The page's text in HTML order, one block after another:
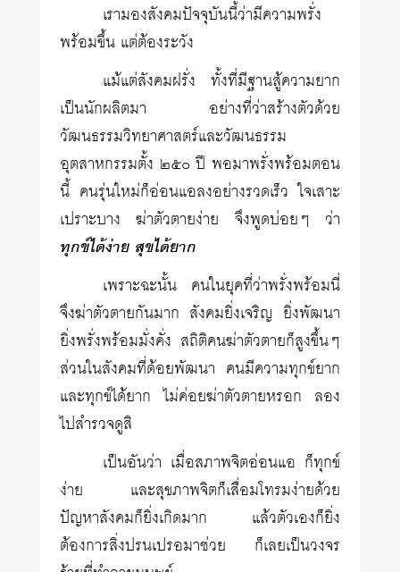
เรามองสังคมปัจจุบันนี้ว่ามีความพรั่ง
พร้อมขึ้น แต่ต้องระวัง
แม้แต่สังคมฝรั่ง ทั้งที่มีฐานสู้ความยาก
เป็นนักผลิตมา อย่างที่ว่าสร้างตัวด้วย
วัฒนธรรมวิทยาศาสตร์และวัฒนธรรม
อุตสาหกรรมตั้ง ๒๕๐ ปี พอมาพรั่งพร้อมตอน
นี้ คนรุ่นใหม่ก็อ่อนแอลงอย่างรวดเร็ว ใจเสาะ
เปราะบาง ฆ่าตัวตายง่าย จึงพูดบ่อยๆ ว่า
ทุกข์ได้ง่าย สุขได้ยาก
เพราะฉะนั้น คนในยุคที่ว่าพรั่งพร้อมนี่
จึงฆ่าตัวตายกันมาก สังคมยิ่งเจริญ ยิ่งพัฒนา
ยิ่งพรั่งพร้อมมั่งคั่ง สถิติคนฆ่าตัวตายก็สูงขึ้นๆ
ส่วนในสังคมที่ด้อยพัฒนา คนมีความทุกข์ยาก
และทุกข์ได้ยาก ไม่ค่อยฆ่าตัวตายหรอก ลอง
ไปสำรวจดูสิ
เป็นอันว่า เมื่อสภาพจิตอ่อนแอ ก็ทุกข์
ง่าย และสุขภาพจิตก็เสื่อมโทรมง่ายด้วย
ปัญหาสังคมก็ยิ่งเกิดมาก แล้วตัวเองก็ยิ่ง
ต้องการสิ่งปรนเปรอมาช่วย ก็เลยเป็นวงจร